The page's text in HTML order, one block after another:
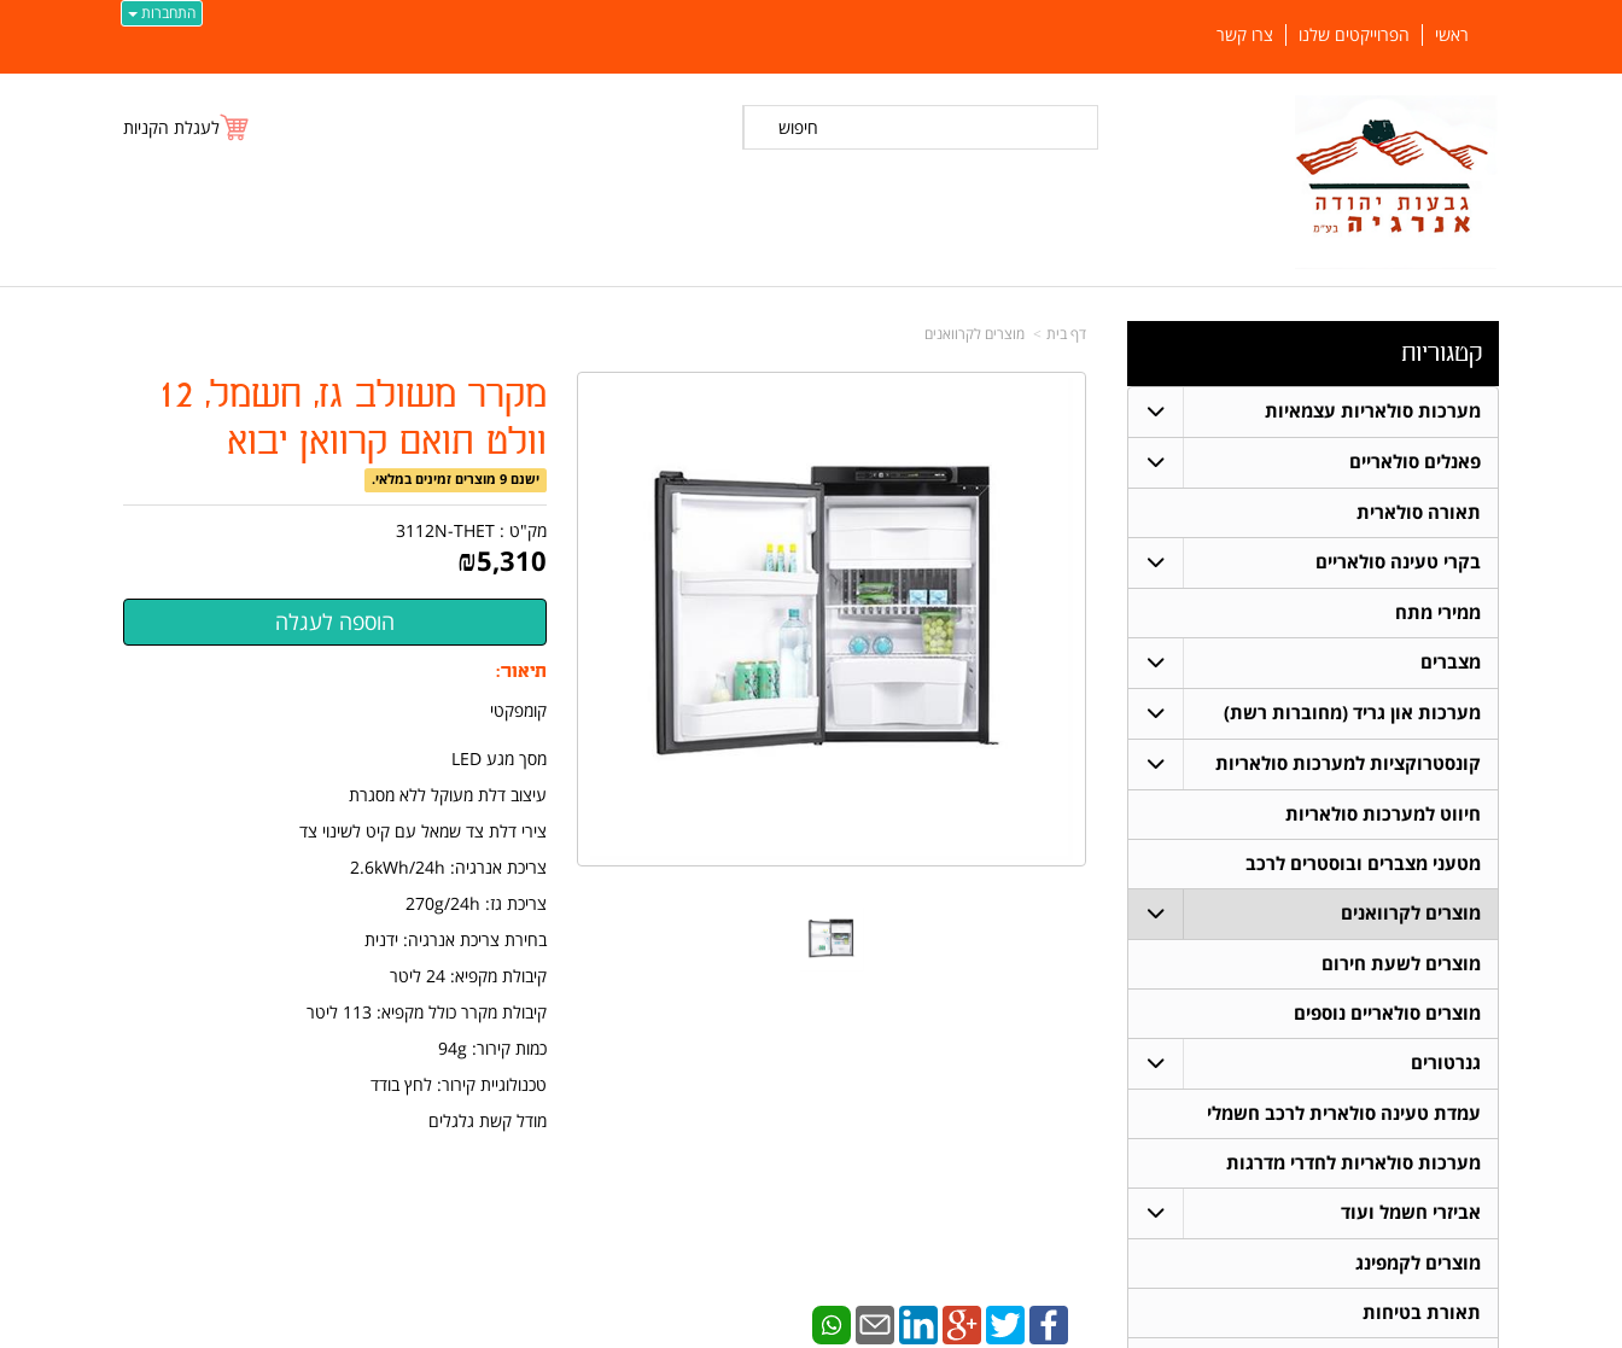
התחברות
ראשי הפרוייקטים שלנו צרו קשר
חיפוש לעגלת הקניות
דף בית מוצרים לקרוואנים
מקרר משולב גז, חשמל, 12
וולט תואם קרוואן יבוא
ישנם 9 מוצרים זמינים במלאי.
מק"ט : 3112N-THET
₪5,310
תיאור:
קומפקטי
מסך מגע LED
עיצוב דלת מעוקל ללא מסגרת
צירי דלת צד שמאל עם קיט לשינוי צד
צריכת אנרגיה: 2.6kWh/24h
צריכת גז: 270g/24h
בחירת צריכת אנרגיה: ידנית
קיבולת מקפיא: 24 ליטר
קיבולת מקרר כולל מקפיא: 113 ליטר
כמות קירור: 94g
טכנולוגיית קירור: לחץ בודד
מודל קשת גלגלים
קטגוריות
מערכות סולאריות עצמאיות
פאנלים סולאריים
תאורה סולארית
בקרי טעינה סולאריים
ממירי מתח
מצברים
מערכות און גריד (מחוברות רשת)
קונסטרוקציות למערכות סולאריות
חיווט למערכות סולאריות
מטעני מצברים ובוסטרים לרכב
מוצרים לקרוואנים
מוצרים לשעת חירום
מוצרים סולאריים נוספים
גנרטורים
עמדת טעינה סולארית לרכב חשמלי
מערכות סולאריות לחדרי מדרגות
אביזרי חשמל ועוד
מוצרים לקמפינג
תאורת בטיחות